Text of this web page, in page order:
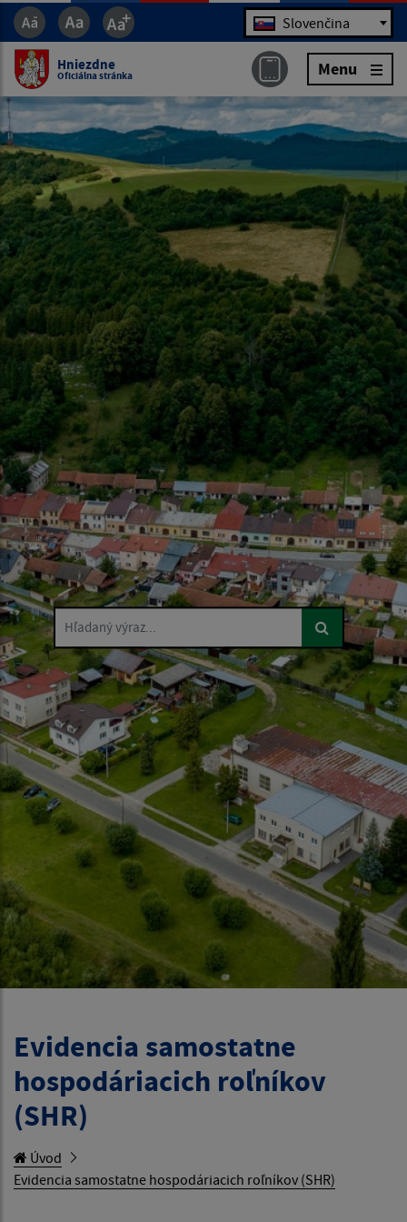
Jazyk Slovenčina
Hniezdne
Oficiálna stránka Menu
Hľadaný výraz...
Evidencia samostatne
hospodáriacich roľníkov
(SHR)
Úvod
Evidencia samostatne hospodáriacich roľníkov (SHR)